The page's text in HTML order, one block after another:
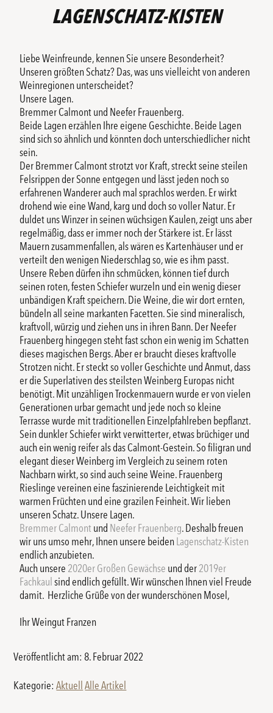
LAGENSCHATZ-KISTEN
Liebe Weinfreunde, kennen Sie unsere Besonderheit?
Unseren größten Schatz? Das, was uns vielleicht von anderen
Weinregionen unterscheidet?
Unsere Lagen.
Bremmer Calmont und Neefer Frauenberg.
Beide Lagen erzählen Ihre eigene Geschichte. Beide Lagen
sind sich so ähnlich und könnten doch unterschiedlicher nicht
sein.
Der Bremmer Calmont strotzt vor Kraft, streckt seine steilen
Felsrippen der Sonne entgegen und lässt jeden noch so
erfahrenen Wanderer auch mal sprachlos werden. Er wirkt
drohend wie eine Wand, karg und doch so voller Natur. Er
duldet uns Winzer in seinen wüchsigen Kaulen, zeigt uns aber
regelmäßig, dass er immer noch der Stärkere ist. Er lässt
Mauern zusammenfallen, als wären es Kartenhäuser und er
verteilt den wenigen Niederschlag so, wie es ihm passt.
Unsere Reben dürfen ihn schmücken, können tief durch
seinen roten, festen Schiefer wurzeln und ein wenig dieser
unbändigen Kraft speichern. Die Weine, die wir dort ernten,
bündeln all seine markanten Facetten. Sie sind mineralisch,
kraftvoll, würzig und ziehen uns in ihren Bann. Der Neefer
Frauenberg hingegen steht fast schon ein wenig im Schatten
dieses magischen Bergs. Aber er braucht dieses kraftvolle
Strotzen nicht. Er steckt so voller Geschichte und Anmut, dass
er die Superlativen des steilsten Weinberg Europas nicht
benötigt. Mit unzähligen Trockenmauern wurde er von vielen
Generationen urbar gemacht und jede noch so kleine
Terrasse wurde mit traditionellen Einzelpfahlreben bepflanzt.
Sein dunkler Schiefer wirkt verwitterter, etwas brüchiger und
auch ein wenig reifer als das Calmont-Gestein. So filigran und
elegant dieser Weinberg im Vergleich zu seinem roten
Nachbarn wirkt, so sind auch seine Weine. Frauenberg
Rieslinge vereinen eine faszinierende Leichtigkeit mit
warmen Früchten und eine grazilen Feinheit. Wir lieben
unseren Schatz. Unsere Lagen.
Bremmer Calmont und Neefer Frauenberg. Deshalb freuen
wir uns umso mehr, Ihnen unsere beidenLagenschatz-Kisten
endlich anzubieten.
Auch unsere 2020er Großen Gewächse und der2019er
Fachkaul sind endlich gefüllt. Wir wünschen Ihnen viel Freude
damit. Herzliche Grüße von der wunderschönen Mosel,
Ihr Weingut Franzen
Veröffentlicht am: 8. Februar 2022
Kategorie:Aktuell Alle Artikel